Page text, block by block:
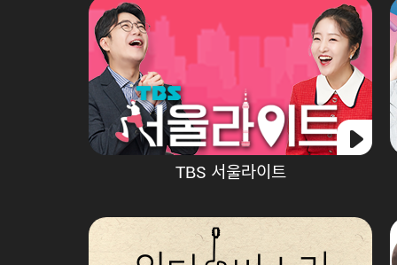
TBS 서울라이트